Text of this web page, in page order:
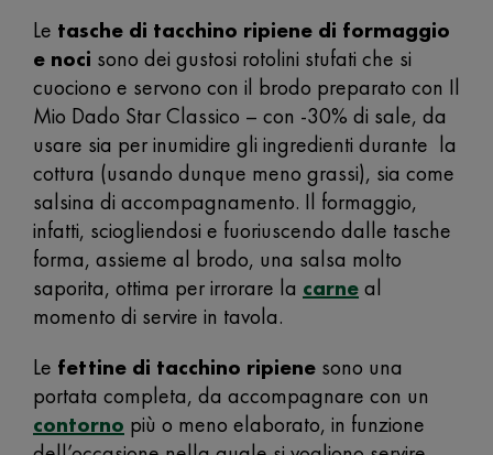
Le tasche di tacchino ripiene di formaggio
e noci sono dei gustosi rotolini stufati che si
cuociono e servono con il brodo preparato con Il
Mio Dado Star Classico – con -30% di sale, da
usare sia per inumidire gli ingredienti durante la
cottura (usando dunque meno grassi), sia come
salsina di accompagnamento. Il formaggio,
infatti, sciogliendosi e fuoriuscendo dalle tasche
forma, assieme al brodo, una salsa molto
saporita, ottima per irrorare la carneal
momento di servire in tavola.
Le fettine di tacchino ripiene sono una
portata completa, da accompagnare con un
contorno più o meno elaborato, in funzione